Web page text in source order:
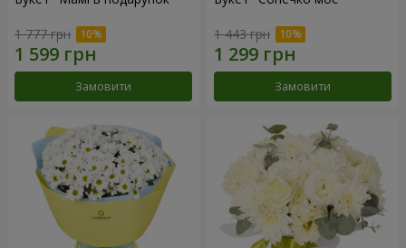
1 777 грн
Замовити
1 443 грн
Замовити